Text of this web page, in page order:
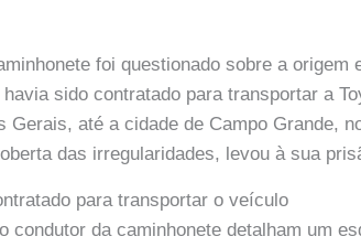
foi questionado sobre a origem
sido contratado para transportar a
Gerais, até a cidade de Campo Grande,
das irregularidades, levou à sua
para transportar o veículo
condutor da caminhonete detalham um